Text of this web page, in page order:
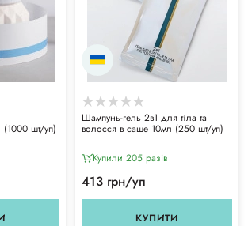
шт/уп)
Шампунь-гель 2в1 для тіла та
волосся в саше 10мл (250 шт/уп)
Купили 205 разiв
413 грн/уп
КУПИТИ